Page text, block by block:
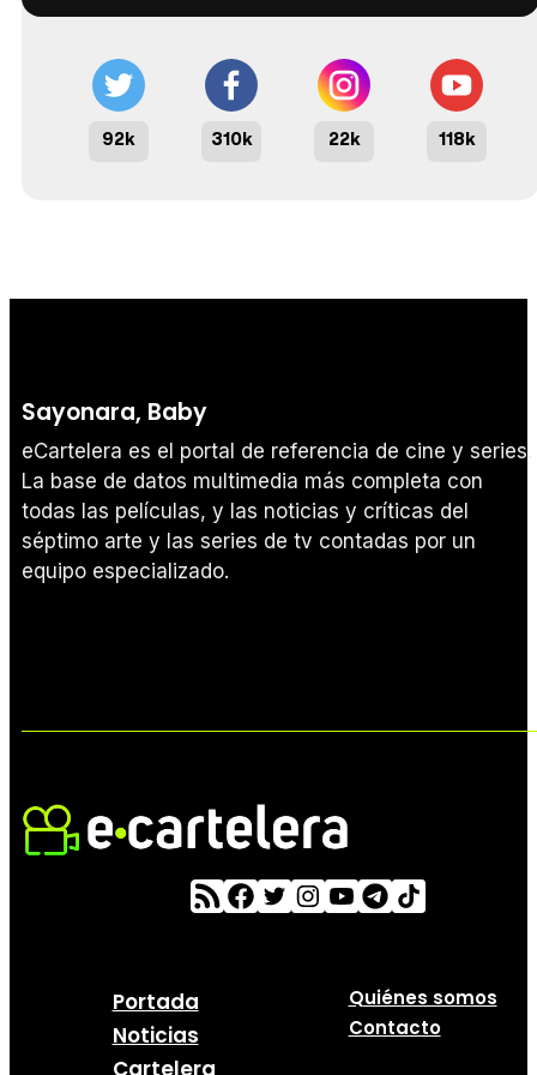
92k 310k 22k 118k
Sayonara, Baby
eCartelera es el portal de referencia de cine y series.
La base de datos multimedia más completa con
todas las películas, y las noticias y críticas del
séptimo arte y las series de tv contadas por un
equipo especializado.
Portada
Noticias
Cartelera
Quiénes somos
Contacto